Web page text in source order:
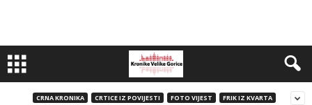
CRNA KRONIKA CRTICE IZ POVIJESTI FOTO VIJEST FRIK IZ KVARTA